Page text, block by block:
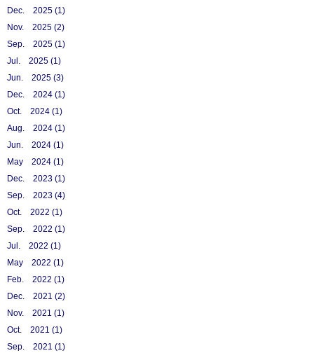
Dec. 2025 (1)
Nov. 2025 (2)
Sep. 2025 (1)
Jul. 2025 (1)
Jun. 2025 (3)
Dec. 2024 (1)
Oct. 2024 (1)
Aug. 2024 (1)
Jun. 2024 (1)
May 2024 (1)
Dec. 2023 (1)
Sep. 2023 (4)
Oct. 2022 (1)
Sep. 2022 (1)
Jul. 2022 (1)
May 2022 (1)
Feb. 2022 (1)
Dec. 2021 (2)
Nov. 2021 (1)
Oct. 2021 (1)
Sep. 2021 (1)